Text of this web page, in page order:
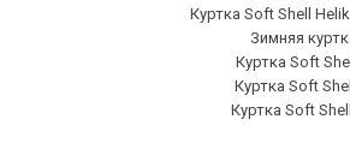
Куртка Soft Shell
Зимняя
Куртка Soft
Куртка Soft
Куртка Soft